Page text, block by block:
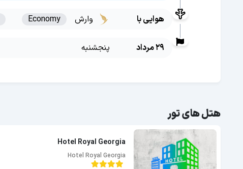
هوایی با وارش Economy
29 مرداد پنجشنبه
هتل های تور
Hotel Royal Georgia
Hotel Royal Georgia